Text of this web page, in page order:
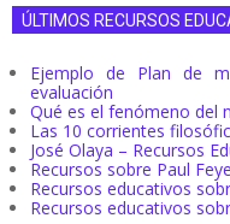
ÚLTIMOS RECURSOS
Ejemplo de Plan de
evaluación
Qué es el fenómeno del
Las 10 corrientes
José Olaya – Recursos
Recursos sobre Paul
Recursos educativos
Recursos educativos